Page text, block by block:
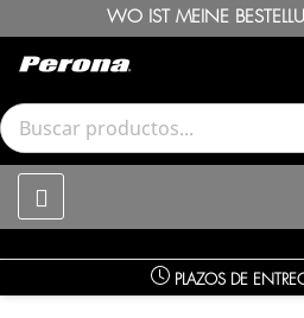
WO IST MEINE
PLAZOS DE